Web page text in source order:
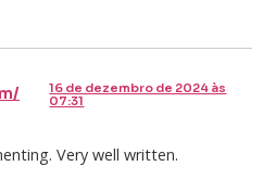
16 de dezembro de 2024 às
07:31
Very well written.